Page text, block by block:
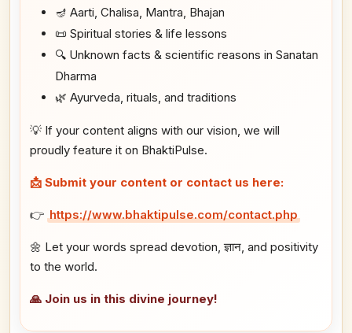
🪔 Aarti, Chalisa, Mantra, Bhajan
📜 Spiritual stories & life lessons
🔍 Unknown facts & scientific reasons in Sanatan
Dharma
🌿 Ayurveda, rituals, and traditions
💡 If your content aligns with our vision, we will
proudly feature it on BhaktiPulse.
📩 Submit your content or contact us here:
👉 https://www.bhaktipulse.com/contact.php
🌼 Let your words spread devotion, ज्ञान, and positivity
to the world.
🙏 Join us in this divine journey!